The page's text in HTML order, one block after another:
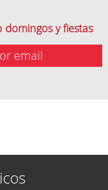
domingos y fiestas
email